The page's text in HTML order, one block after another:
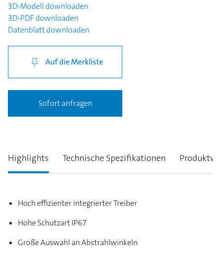
Highlights Technische Spezifikationen
Hoch effizienter integrierter Treiber
Hohe Schutzart IP67
Große Auswahl an Abstrahlwinkeln
3D-Modelldownloaden
3D-PDFdownloaden
Datenblattdownloaden
Auf die Merkliste
Sofort anfragen